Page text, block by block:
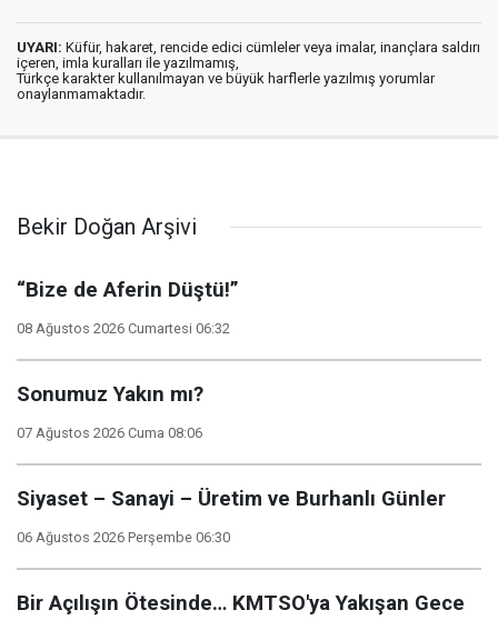
UYARI: Küfür, hakaret, rencide edici cümleler veya imalar, inançlara saldırı
içeren, imla kuralları ile yazılmamış,
Türkçe karakter kullanılmayan ve büyük harflerle yazılmış yorumlar
onaylanmamaktadır.
Bekir Doğan Arşivi
“Bize de Aferin Düştü!”
08 Ağustos 2026 Cumartesi 06:32
Sonumuz Yakın mı?
07 Ağustos 2026 Cuma 08:06
Siyaset – Sanayi – Üretim ve Burhanlı Günler
06 Ağustos 2026 Perşembe 06:30
Bir Açılışın Ötesinde… KMTSO'ya Yakışan Gece